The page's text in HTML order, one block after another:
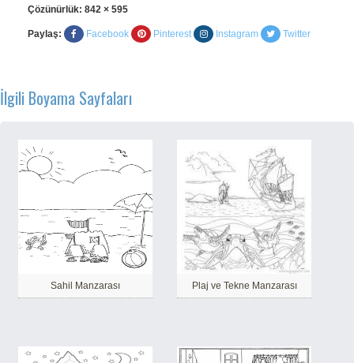
Çözünürlük: 842 × 595
Paylaş: Facebook Pinterest Instagram Twitter
İlgili Boyama Sayfaları
Sahil Manzarası Plaj ve Tekne Manzarası